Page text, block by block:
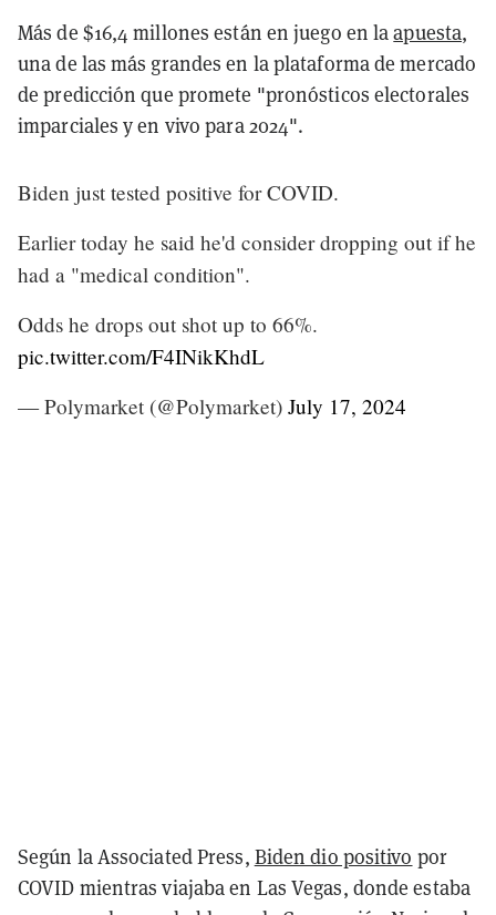
Más de $16,4 millones están en juego en laapuesta,
una de las más grandes en la plataforma de mercado
de predicción que promete "pronósticos electorales
imparciales y en vivo para 2024".
Biden just tested positive for COVID.
Earlier today he said he'd consider dropping out if he
had a "medical condition".
Odds he drops out shot up to 66%.
pic.twitter.com/F4INikKhdL
— Polymarket (@Polymarket) July 17, 2024
Según la Associated Press, Biden dio positivo por
COVID mientras viajaba en Las Vegas, donde estaba